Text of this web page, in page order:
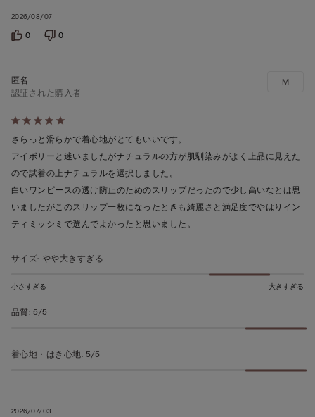
2026/08/07
0 0
5
段
階
の
う
ち
5
評
2026/07/03
認証された購入者
さらっと滑らかで着心地がとてもいいです。
アイボリーと迷いましたがナチュラルの方が肌馴染みがよく上品に見えた
ので試着の上ナチュラルを選択しました。
白いワンピースの透け防止のためのスリップだったので少し高いなとは思
いましたがこのスリップ一枚になったときも綺麗さと満足度でやはりイン
ティミッシミで選んでよかったと思いました。
M
サイズ: やや大きすぎる
小さすぎる 大きすぎる
品質: 5/5
着心地・はき心地: 5/5